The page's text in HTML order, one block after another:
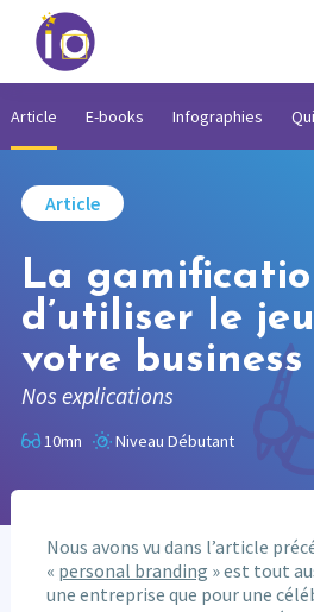
Vos enjeux
Académie
Ressources
Agenda
Contact
Mon compte
English
Article E-books Infographies
Article
La
d’utiliser le
votre business
Nos explications
10mn Niveau Débutant
Nous avons vu dans l’article
« personal branding » est tout
une entreprise que pour une